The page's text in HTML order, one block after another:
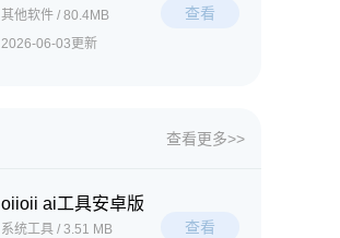
其他软件 / 80.4MB
2026-06-03更新
查看
查看更多>>
oiioii ai工具安卓版
系统工具 / 3.51 MB
查看